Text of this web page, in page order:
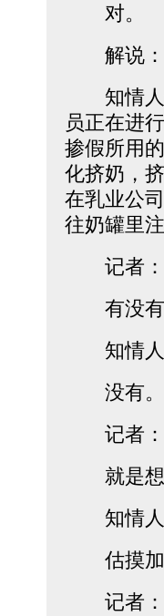
对。
解说：
知情人
员正在进
掺假所用
化挤奶，
在乳业公
往奶罐里注
记者：
有没有
知情人
没有。
记者：
就是想
知情人
估摸加
记者：